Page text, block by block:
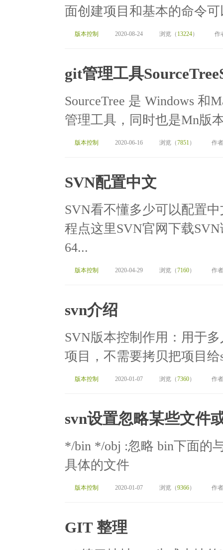
面创建项目和基本的命令
版本控制 2020-08-24 浏览（ 13224） 作
git管理工具
SourceTree 是 Windows 和
管理工具，同时也是Mn版
版本控制 2020-06-16 浏览（7851） 作
SVN配置中文
SVN看不懂多少可以配置
程点这里SVN官网下载
64...
版本控制 2020-04-29 浏览（7160） 作
svn介绍
SVN版本控制作用：用于
项目，不需要拷贝把项目
版本控制 2020-01-07 浏览（7360） 作
svn设置忽略某些文件
*/bin */obj :忽略 bin下面的
具体的文件
版本控制 2020-01-07 浏览（9366） 作
GIT 整理